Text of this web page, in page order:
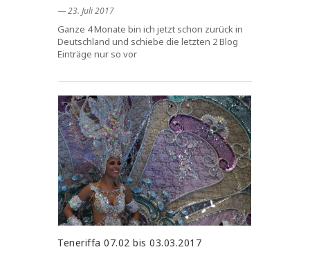
― 23. Juli 2017
Ganze 4 Monate bin ich jetzt schon zurück in
Deutschland und schiebe die letzten 2 Blog
Einträge nur so vor
Teneriffa 07.02 bis 03.03.2017